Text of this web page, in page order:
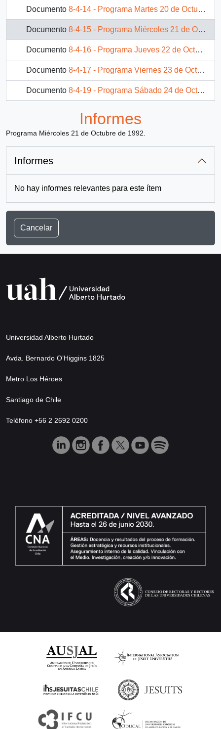
Documento 8-4-14 - Programa Martes 20 de Octubre de 1992.
Documento 8-4-15 - Programa Miércoles 21 de Octubre de 1992.
Documento 8-4-16 - Programa Jueves 22 de Octubre de 1992.
Documento 8-4-17 - Programa Viernes 23 de Octubre de 1992.
Documento 8-4-19 - Programa Sábado 24 de Octubre de 1992.
8-5-1 - Programa 25 de Octubre de 1992.
1643 más...
Informes
Programa Miércoles 21 de Octubre de 1992.
Informes
No hay informes relevantes para este ítem
Cancelar
Universidad Alberto Hurtado
Avda. Bernardo O’Higgins 1825
Metro Los Héroes
Santiago de Chile
Teléfono +56 2 2692 0200